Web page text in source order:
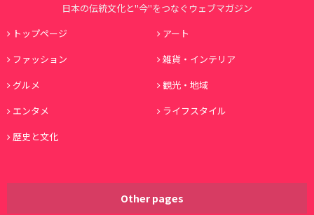
日本の伝統文化と"今"をつなぐウェブマガジン
トップページ
アート
ファッション
雑貨・インテリア
グルメ
観光・地域
エンタメ
ライフスタイル
歴史と文化
Other pages